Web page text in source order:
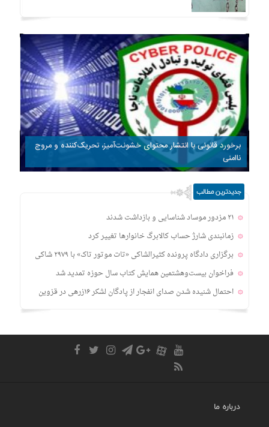
برخورد قانونی با انتشار محتوای خشونت‌آمیز، تحریک‌کننده و مروج
ناامنی
جدیدترین مطالب
۲۱ مزدور موساد شناسایی و بازداشت شدند
زمانبندی‌ شارژ حساب کالابرگ خانوارها تغییر کرد
برگزاری دادگاه پرونده کثیرالشاکی «تات موتور تاک» با ۲۹۷۹ شاکی
فراخوان بیست‌وهشتمین همایش کتاب سال حوزه تمدید شد
احتمال شنیده شدن صدای انفجار از پادگان لشکر ۱۶زرهی در قزوین
درباره ما